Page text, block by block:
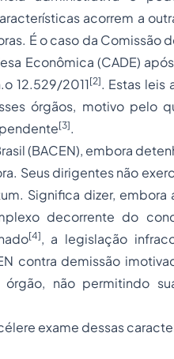
acorrem a
É o caso da Comissão
Econômica (CADE)
12.529/2011[2]. Estas leis
órgãos, motivo pelo
[3].
(BACEN), embora
Seus dirigentes não
Significa dizer,
decorrente do
[4], a legislação
contra demissão
não permitindo
exame dessas